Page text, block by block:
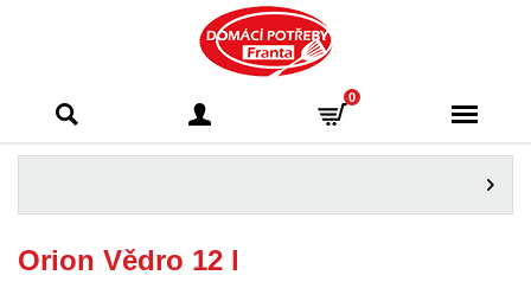
Franta - Příbram
0
Orion Vědro 12 l